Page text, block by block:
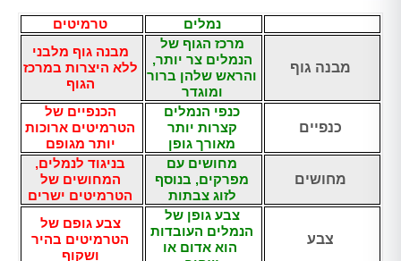
נמלים טרמיטים
מבנה גוף
מרכז הגוף של
הנמלים צר יותר,
והראש שלהן ברור
ומוגדר
מבנה גוף מלבני
ללא היצרות במרכז
הגוף
כנפיים
כנפי הנמלים
קצרות יותר
מאורך גופן
הכנפיים של
הטרמיטים ארוכות
יותר מגופם
מחושים
מחושים עם
מפרקים, בנוסף
לזוג צבתות
בניגוד לנמלים,
המחושים של
הטרמיטים ישרים
צבע
צבע גופן של
הנמלים העובדות
הוא אדום או
צבע גופם של
הטרמיטים בהיר
ושקוף